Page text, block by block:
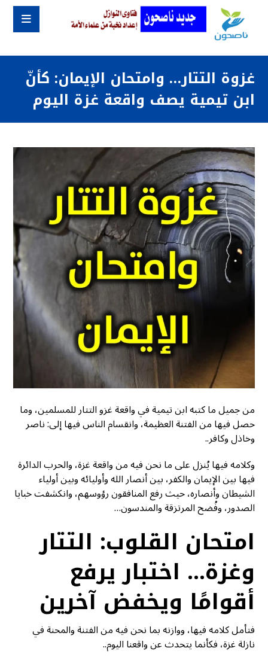
غزوة التتار… وامتحان الإيمان: كأنّ
ابن تيمية يصف واقعة غزة اليوم
من جميل ما كتبه ابن تيمية في واقعة غزو التتار للمسلمين، وما
حصل فيها من الفتنة العظيمة، وانقسام الناس فيها إلى: ناصر
وخاذل وكافر..
وكلامه فيها يُنزل على ما نحن فيه من واقعة غزة، والحرب الدائرة
فيها بين الإيمان والكفر، بين أنصار الله وأوليائه وبين أولياء
الشيطان وأنصاره، حيث رفع المنافقون رؤوسهم، وانكشفت خبايا
الصدور، وفُضح المرتزقة والمندسون…
امتحان القلوب: التتار
وغزة… اختبار يرفع
أقوامًا ويخفض آخرين
فتأمل كلامه فيها، ووازنه بما نحن فيه من الفتنة والمحنة في
نازلة غزة، فكأنما يتحدث عن واقعنا اليوم..